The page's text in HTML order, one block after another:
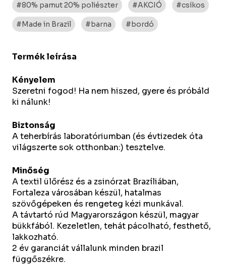
#80% pamut 20% poliészter #AKCIÓ #csíkos
#Made in Brazil #barna #bordó
Termék leírása
Kényelem
Szeretni fogod! Ha nem hiszed, gyere és próbáld
ki nálunk!
Biztonság
A teherbírás laboratóriumban (és évtizedek óta
világszerte sok otthonban:) tesztelve.
Minőség
A textil ülőrész és a zsinórzat Brazíliában,
Fortaleza városában készül, hatalmas
szövőgépeken és rengeteg kézi munkával.
A távtartó rúd Magyarországon készül, magyar
bükkfából. Kezeletlen, tehát pácolható, festhető,
lakkozható.
2 év garanciát vállalunk minden brazil
függőszékre.